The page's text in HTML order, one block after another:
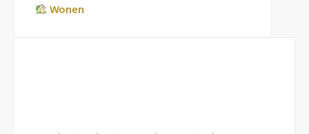
Wonen